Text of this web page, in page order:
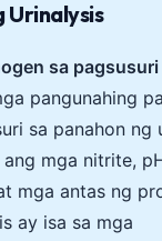
Urinalysis
sa
pangunahing
sa panahon ng
ang mga nitrite,
mga antas ng
ay isa sa mga